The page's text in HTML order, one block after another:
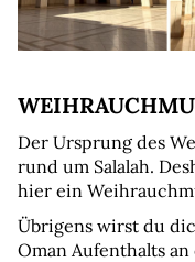
Der Ursprung des
rund um Salalah.
hier ein
Übrigens wirst du
Oman Aufenthalts